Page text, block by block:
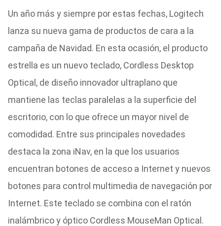
Un año más y siempre por estas fechas, Logitech
lanza su nueva gama de productos de cara a la
campaña de Navidad. En esta ocasión, el producto
estrella es un nuevo teclado, Cordless Desktop
Optical, de diseño innovador ultraplano que
mantiene las teclas paralelas a la superficie del
escritorio, con lo que ofrece un mayor nivel de
comodidad. Entre sus principales novedades
destaca la zona iNav, en la que los usuarios
encuentran botones de acceso a Internet y nuevos
botones para control multimedia de navegación por
Internet. Este teclado se combina con el ratón
inalámbrico y óptico Cordless MouseMan Optical.